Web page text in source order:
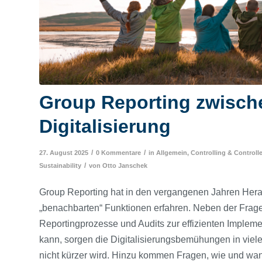
Group Reporting
Digitalisierung
27. August 2025 / 0 Kommentare / in Allgemein, Controlling &
Sustainability / von Otto Janschek
Group Reporting hat in den vergangenen Jahren
„benachbarten“ Funktionen erfahren. Neben der
Reportingprozesse und Audits zur effizienten
kann, sorgen die Digitalisierungsbemühungen in
nicht kürzer wird. Hinzu kommen Fragen, wie und